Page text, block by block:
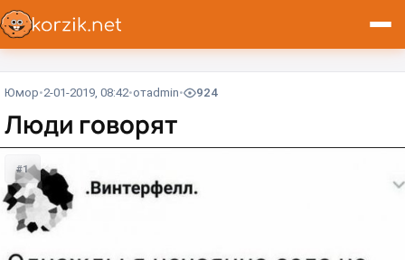
Юмор 2-01-2019, 08:42 отadmin 924
Люди говорят
#1